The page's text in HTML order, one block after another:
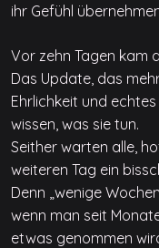
ihr Gefühl
Vor zehn Tagen kam
Das Update, das
Ehrlichkeit und
wissen, was sie tun.
Seither warten alle,
weiteren Tag ein
Denn „wenige
wenn man seit
etwas genommen